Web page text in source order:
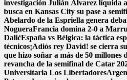
investigación Julián Álvarez líquida
busca en Kansas City su pase a
Abelardo de la Espriella genera
NogueraFrancia domina 2-0 a
DalićEspaña vs Bélgica: la táctica
técnicos¡Adiós rey David! se cierra
que hizo soñar a más de 50 millones
revancha de la semifinal de Catar
Universitaria Los Libertadores